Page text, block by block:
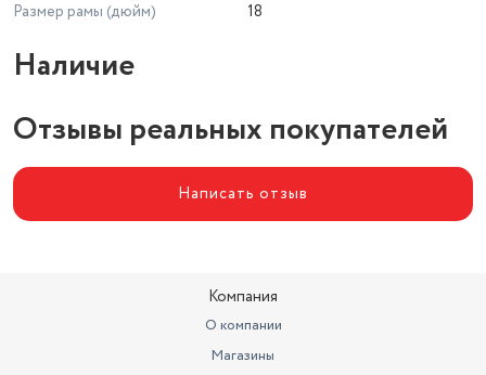
Размер рамы (дюйм)
18
Наличие
Отзывы реальных покупателей
Написать отзыв
Компания
О компании
Магазины